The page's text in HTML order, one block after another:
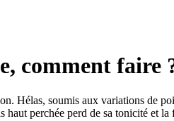
comment faire
Hélas, soumis aux variations de
perchée perd de sa tonicité et